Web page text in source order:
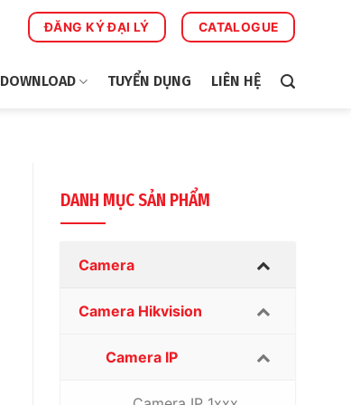
ĐĂNG KÝ ĐẠI LÝ CATALOGUE
DOWNLOAD TUYỂN DỤNG LIÊN HỆ
DANH MỤC SẢN PHẨM
Camera
Camera Hikvision
Camera IP